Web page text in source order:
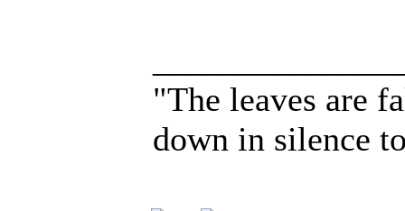
"The leaves are
down in silence